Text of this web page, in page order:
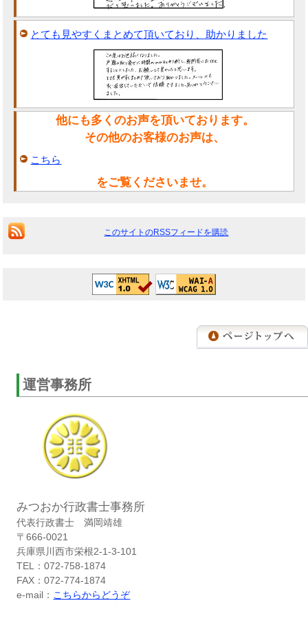
とても見やすくまとめて頂いており、助かりました
他にも多くのお声を頂いております。
その他のお客様のお声は、
こちら
をご覧くださいませ。
このサイトのRSSフィードを購読
運営事務所
みつおか行政書士事務所
代表行政書士 満岡靖雄
〒666-0021
兵庫県川西市栄根2-1-3-101
TEL：072-758-1874
FAX：072-774-1874
e-mail： こちらからどうぞ